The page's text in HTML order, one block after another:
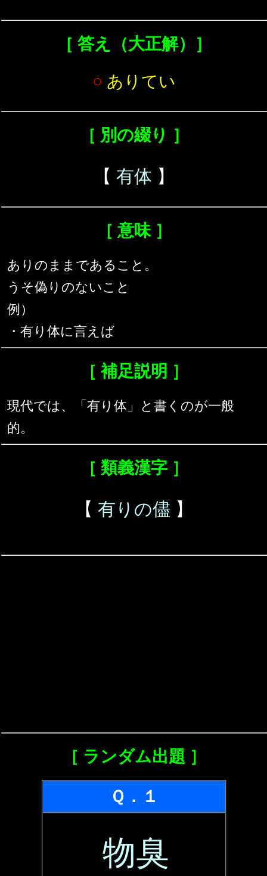
［ 答え（大正解）］
○ ありてい
［ 別の綴り ］
【 有体 】
［ 意味 ］
ありのままであること。
うそ偽りのないこと
例）
・有り体に言えば
［ 補足説明 ］
現代では、「有り体」と書くのが一般
的。
［ 類義漢字 ］
【 有りの儘 】
［ ランダム出題 ］
Ｑ．１
物臭